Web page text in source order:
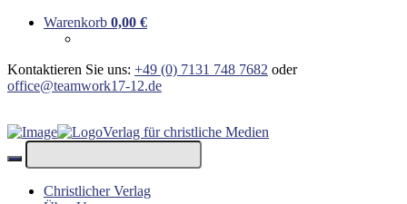
Warenkorb 0,00 €
Kontaktieren Sie uns: +49 (0) 7131 748 7682 oder
office@teamwork17-12.de
Verlag für christliche Medien
Christlicher Verlag